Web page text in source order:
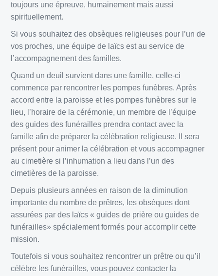
toujours une épreuve, humainement mais aussi
spirituellement.
Si vous souhaitez des obsèques religieuses pour l’un de
vos proches, une équipe de laïcs est au service de
l’accompagnement des familles.
Quand un deuil survient dans une famille, celle-ci
commence par rencontrer les pompes funèbres. Après
accord entre la paroisse et les pompes funèbres sur le
lieu, l’horaire de la cérémonie, un membre de l’équipe
des guides des funérailles prendra contact avec la
famille afin de préparer la célébration religieuse. Il sera
présent pour animer la célébration et vous accompagner
au cimetière si l’inhumation a lieu dans l’un des
cimetières de la paroisse.
Depuis plusieurs années en raison de la diminution
importante du nombre de prêtres, les obsèques dont
assurées par des laïcs « guides de prière ou guides de
funérailles» spécialement formés pour accomplir cette
mission.
Toutefois si vous souhaitez rencontrer un prêtre ou qu’il
célèbre les funérailles, vous pouvez contacter la